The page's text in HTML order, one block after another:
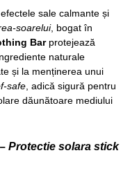
sale calmante și
soarelui, bogat în
Barprotejează
naturale
și la menținerea unui
safe, adică sigură pentru
dăunătoare mediului
Protectie solara stick